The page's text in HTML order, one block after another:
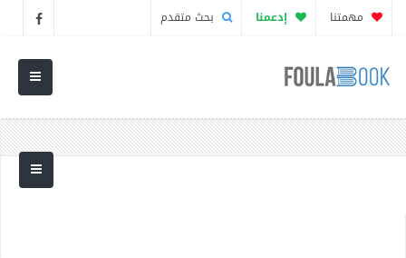
مهمتنا إدعمنا بحث متقدم